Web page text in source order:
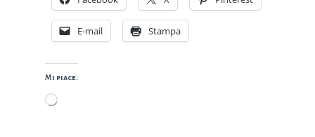
E-mail Stampa
Mi piace:
Caricamento